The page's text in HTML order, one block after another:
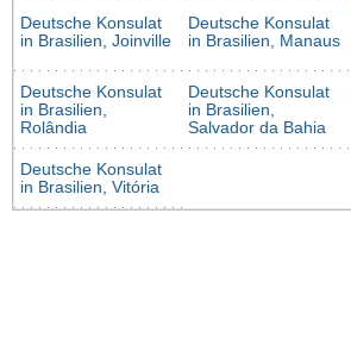
Deutsche Konsulat
in Brasilien, Joinville
Deutsche Konsulat
in Brasilien, Manaus
Deutsche Konsulat
in Brasilien,
Rolândia
Deutsche Konsulat
in Brasilien,
Salvador da Bahia
Deutsche Konsulat
in Brasilien, Vitória